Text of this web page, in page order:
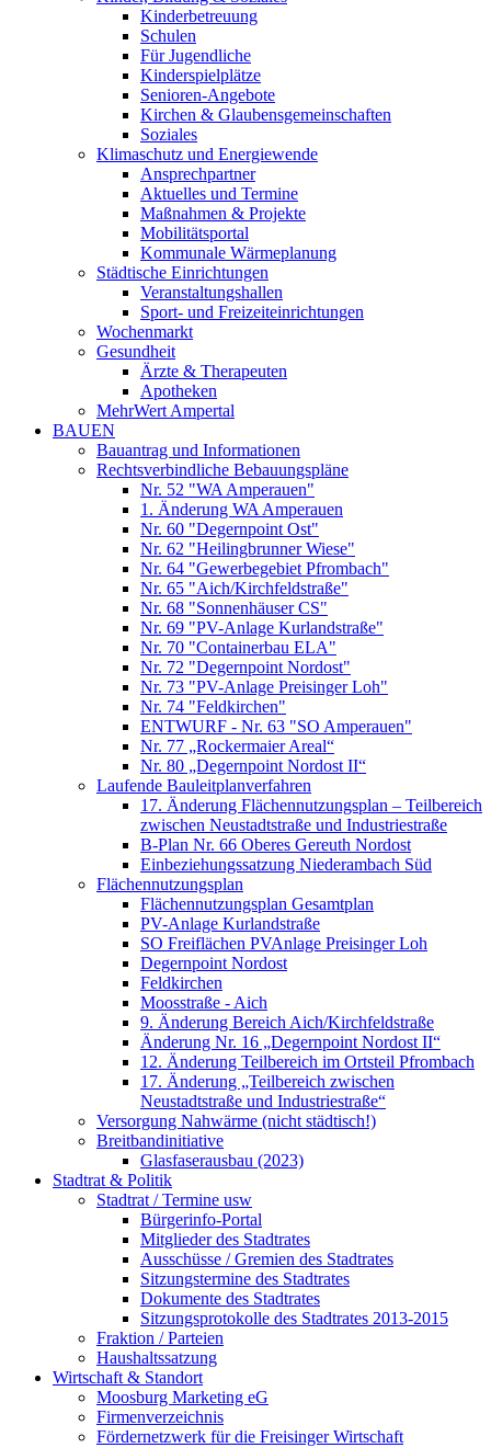
Kinderbetreuung
Schulen
Für Jugendliche
Kinderspielplätze
Senioren-Angebote
Kirchen & Glaubensgemeinschaften
Soziales
Klimaschutz und Energiewende
Ansprechpartner
Aktuelles und Termine
Maßnahmen & Projekte
Mobilitätsportal
Kommunale Wärmeplanung
Städtische Einrichtungen
Veranstaltungshallen
Sport- und Freizeiteinrichtungen
Wochenmarkt
Gesundheit
Ärzte & Therapeuten
Apotheken
MehrWert Ampertal
BAUEN
Bauantrag und Informationen
Rechtsverbindliche Bebauungspläne
Nr. 52 "WA Amperauen"
1. Änderung WA Amperauen
Nr. 60 "Degernpoint Ost"
Nr. 62 "Heilingbrunner Wiese"
Nr. 64 "Gewerbegebiet Pfrombach"
Nr. 65 "Aich/Kirchfeldstraße"
Nr. 68 "Sonnenhäuser CS"
Nr. 69 "PV-Anlage Kurlandstraße"
Nr. 70 "Containerbau ELA"
Nr. 72 "Degernpoint Nordost"
Nr. 73 "PV-Anlage Preisinger Loh"
Nr. 74 "Feldkirchen"
ENTWURF - Nr. 63 "SO Amperauen"
Nr. 77 „Rockermaier Areal“
Nr. 80 „Degernpoint Nordost II“
Laufende Bauleitplanverfahren
17. Änderung Flächennutzungsplan – Teilbereich
zwischen Neustadtstraße und Industriestraße
B-Plan Nr. 66 Oberes Gereuth Nordost
Einbeziehungssatzung Niederambach Süd
Flächennutzungsplan
Flächennutzungsplan Gesamtplan
PV-Anlage Kurlandstraße
SO Freiflächen PV­Anlage Preisinger Loh
Degernpoint Nordost
Feldkirchen
Moosstraße - Aich
9. Änderung Bereich Aich/Kirchfeldstraße
Änderung Nr. 16 „Degernpoint Nordost II“
12. Änderung Teilbereich im Ortsteil Pfrombach
17. Änderung „Teilbereich zwischen
Neustadtstraße und Industriestraße“
Versorgung Nahwärme (nicht städtisch!)
Breitbandinitiative
Glasfaserausbau (2023)
Stadtrat & Politik
Stadtrat / Termine usw
Bürgerinfo-Portal
Mitglieder des Stadtrates
Ausschüsse / Gremien des Stadtrates
Sitzungstermine des Stadtrates
Dokumente des Stadtrates
Sitzungsprotokolle des Stadtrates 2013-2015
Fraktion / Parteien
Haushaltssatzung
Wirtschaft & Standort
Moosburg Marketing eG
Firmenverzeichnis
Fördernetzwerk für die Freisinger Wirtschaft